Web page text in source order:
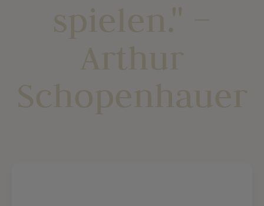
spielen." –
Arthur
Schopenhauer